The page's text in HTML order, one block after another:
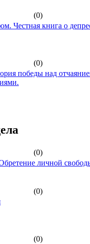
(0)
Честная книга о
(0)
победы над
(0)
личной
(0)
(0)